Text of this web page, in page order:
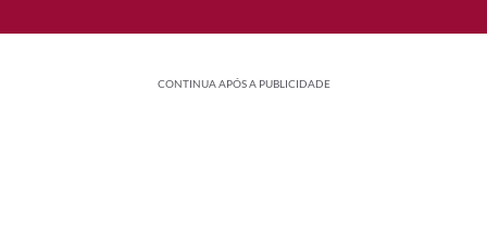
CONTINUA APÓS A PUBLICIDADE